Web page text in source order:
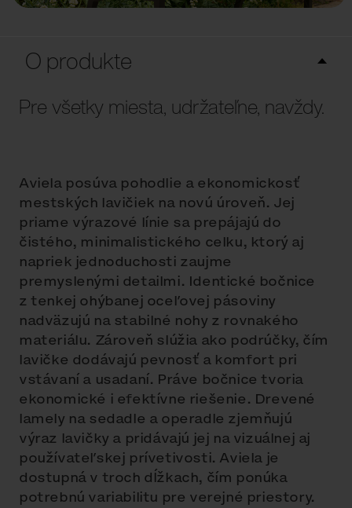
O produkte
Pre všetky miesta, udržateľne, navždy.
Aviela posúva pohodlie a ekonomickosť
mestských lavičiek na novú úroveň. Jej
priame výrazové línie sa prepájajú do
čistého, minimalistického celku, ktorý aj
napriek jednoduchosti zaujme
premyslenými detailmi. Identické bočnice
z tenkej ohýbanej oceľovej pásoviny
nadväzujú na stabilné nohy z rovnakého
materiálu. Zároveň slúžia ako podrúčky, čím
lavičke dodávajú pevnosť a komfort pri
vstávaní a usadaní. Práve bočnice tvoria
ekonomické i efektívne riešenie. Drevené
lamely na sedadle a operadle zjemňujú
výraz lavičky a pridávajú jej na vizuálnej aj
používateľskej prívetivosti. Aviela je
dostupná v troch dĺžkach, čím ponúka
potrebnú variabilitu pre verejné priestory.